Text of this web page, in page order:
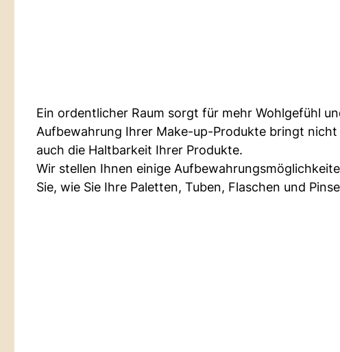
Ein ordentlicher Raum sorgt für mehr Wohlgefühl
Aufbewahrung Ihrer Make-up-Produkte bringt
auch die Haltbarkeit Ihrer Produkte.
Wir stellen Ihnen einige
Sie, wie Sie Ihre Paletten, Tuben, Flaschen und